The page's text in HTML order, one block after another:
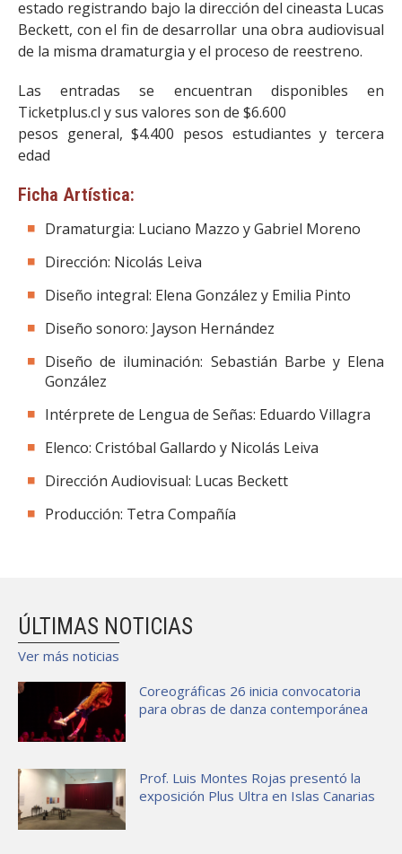
estado registrando bajo la dirección del cineasta Lucas
Beckett, con el fin de desarrollar una obra audiovisual
de la misma dramaturgia y el proceso de reestreno.
Las entradas se encuentran disponibles en
Ticketplus.cl y sus valores son de $6.600
pesos general, $4.400 pesos estudiantes y tercera
edad
Ficha Artística:
Dramaturgia: Luciano Mazzo y Gabriel Moreno
Dirección: Nicolás Leiva
Diseño integral: Elena González y Emilia Pinto
Diseño sonoro: Jayson Hernández
Diseño de iluminación: Sebastián Barbe y Elena
González
Intérprete de Lengua de Señas: Eduardo Villagra
Elenco: Cristóbal Gallardo y Nicolás Leiva
Dirección Audiovisual: Lucas Beckett
Producción: Tetra Compañía
ÚLTIMAS NOTICIAS
Ver más noticias
Coreográficas 26 inicia convocatoria
para obras de danza contemporánea
Prof. Luis Montes Rojas presentó la
exposición Plus Ultra en Islas Canarias